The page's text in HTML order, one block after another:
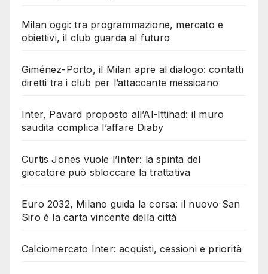
Milan oggi: tra programmazione, mercato e
obiettivi, il club guarda al futuro
Giménez-Porto, il Milan apre al dialogo: contatti
diretti tra i club per l’attaccante messicano
Inter, Pavard proposto all’Al-Ittihad: il muro
saudita complica l’affare Diaby
Curtis Jones vuole l’Inter: la spinta del
giocatore può sbloccare la trattativa
Euro 2032, Milano guida la corsa: il nuovo San
Siro è la carta vincente della città
Calciomercato Inter: acquisti, cessioni e priorità